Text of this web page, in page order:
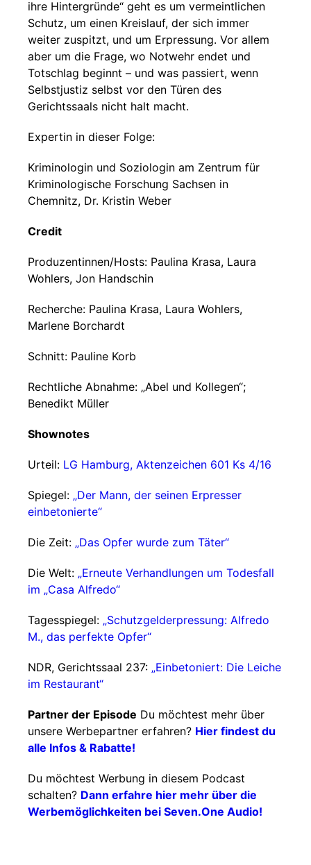
ihre Hintergründe“ geht es um vermeintlichen
Schutz, um einen Kreislauf, der sich immer
weiter zuspitzt, und um Erpressung. Vor allem
aber um die Frage, wo Notwehr endet und
Totschlag beginnt – und was passiert, wenn
Selbstjustiz selbst vor den Türen des
Gerichtssaals nicht halt macht.
Expertin in dieser Folge:
Kriminologin und Soziologin am Zentrum für
Kriminologische Forschung Sachsen in
Chemnitz, Dr. Kristin Weber
Credit
Produzentinnen/Hosts: Paulina Krasa, Laura
Wohlers, Jon Handschin
Recherche: Paulina Krasa, Laura Wohlers,
Marlene Borchardt
Schnitt: Pauline Korb
Rechtliche Abnahme: „Abel und Kollegen“;
Benedikt Müller
Shownotes
Urteil: LG Hamburg, Aktenzeichen 601 Ks 4/16
Spiegel: „Der Mann, der seinen Erpresser
einbetonierte“
Die Zeit: „Das Opfer wurde zum Täter“
Die Welt: „Erneute Verhandlungen um Todesfall
im „Casa Alfredo“
Tagesspiegel: „Schutzgelderpressung: Alfredo
M., das perfekte Opfer“
NDR, Gerichtssaal 237: „Einbetoniert: Die Leiche
im Restaurant“
Partner der Episode Du möchtest mehr über
unsere Werbepartner erfahren? Hier findest du
alle Infos & Rabatte!
Du möchtest Werbung in diesem Podcast
schalten? Dann erfahre hier mehr über die
Werbemöglichkeiten bei Seven.One Audio!